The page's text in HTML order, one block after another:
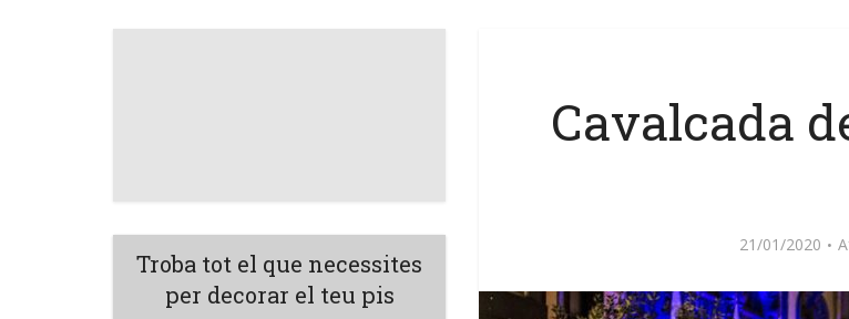
Troba tot el que necessites
per decorar el teu pis
Cavalcada
21/01/2020